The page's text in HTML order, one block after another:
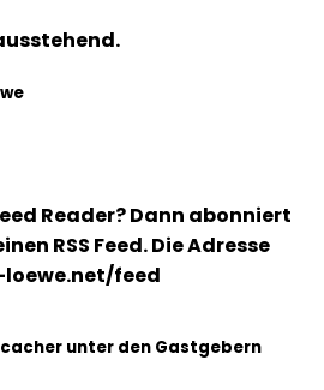
Reader? Dann abonniert
RSS Feed. Die Adresse
feed
unter den Gastgebern